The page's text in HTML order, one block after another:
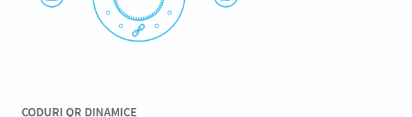
CODURI QR DINAMICE